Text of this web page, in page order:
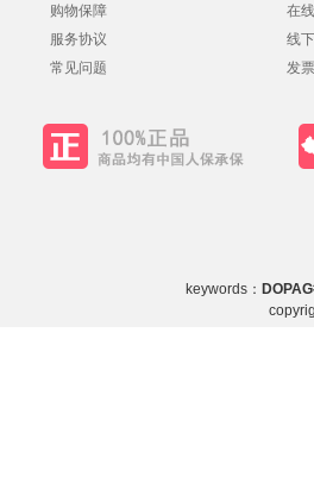
购物保障
服务协议
常见问题
在
线
发
keywords：